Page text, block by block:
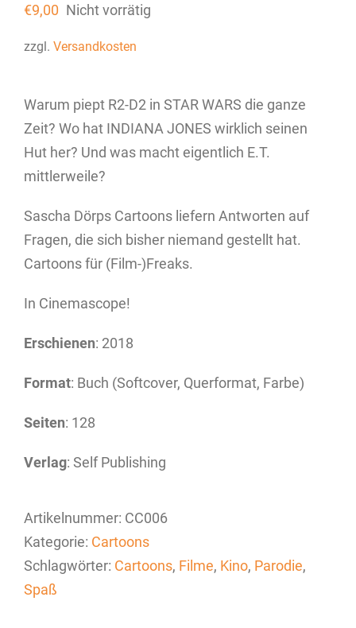
€9,00 Nicht vorrätig
zzgl. Versandkosten
Warum piept R2-D2 in STAR WARS die ganze
Zeit? Wo hat INDIANA JONES wirklich seinen
Hut her? Und was macht eigentlich E.T.
mittlerweile?
Sascha Dörps Cartoons liefern Antworten auf
Fragen, die sich bisher niemand gestellt hat.
Cartoons für (Film-)Freaks.
In Cinemascope!
Erschienen: 2018
Format: Buch (Softcover, Querformat, Farbe)
Seiten: 128
Verlag: Self Publishing
Artikelnummer: CC006
Kategorie: Cartoons
Schlagwörter: Cartoons, Filme, Kino, Parodie,
Spaß